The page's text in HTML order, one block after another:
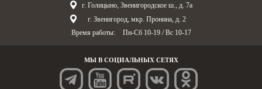
г. Голицыно, Звенигородское ш., д. 7а
г. Звенигород, мкр. Пронина, д. 2
Время работы:
Пн-Сб 10-19 / Вс 10-17
МЫ В СОЦИАЛЬНЫХ СЕТЯХ